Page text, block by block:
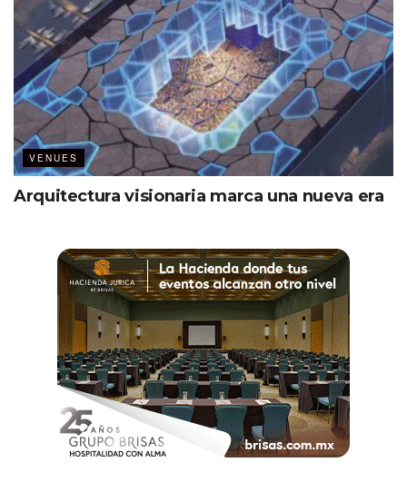
VENUES
Arquitectura visionaria marca una nueva era